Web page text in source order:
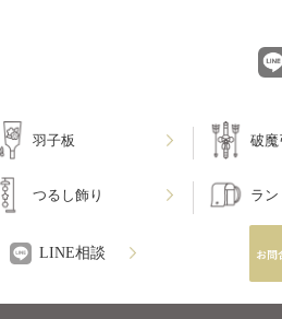
羽子板 破魔
つるし飾り ラ
LINE相談